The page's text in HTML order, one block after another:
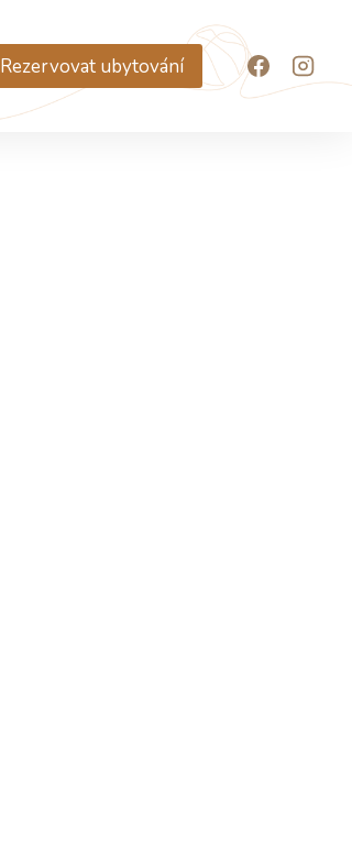
Rezervovat ubytování